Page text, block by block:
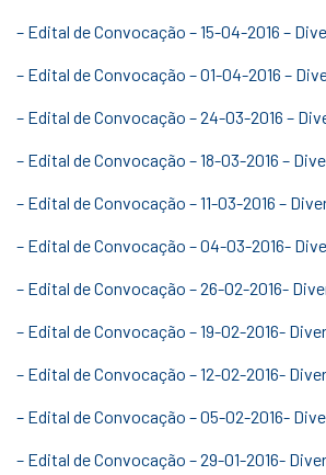
– Edital de Convocação – 15-04-2016 –
– Edital de Convocação – 01-04-2016 –
– Edital de Convocação – 24-03-2016 –
– Edital de Convocação – 18-03-2016 –
– Edital de Convocação – 11-03-2016 –
– Edital de Convocação – 04-03-2016-
– Edital de Convocação – 26-02-2016-
– Edital de Convocação – 19-02-2016-
– Edital de Convocação – 12-02-2016-
– Edital de Convocação – 05-02-2016-
– Edital de Convocação – 29-01-2016-